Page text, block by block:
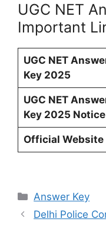
UGC NET
Important
UGC NET
Key 2025
UGC NET
Key 2025 Notice
Official Website
Categories
Answer Key
Delhi Police